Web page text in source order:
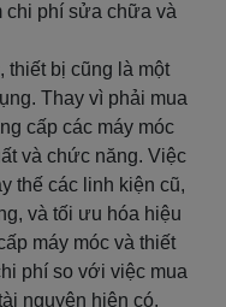
chi phí sửa chữa và
thiết bị cũng là một
Thay vì phải mua
cấp các máy móc
và chức năng. Việc
thế các linh kiện cũ,
và tối ưu hóa hiệu
máy móc và thiết
phí so với việc mua
nguyên hiện có.